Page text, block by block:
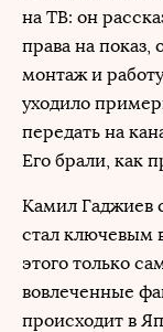
на ТВ: он
права на показ,
монтаж и
уходило
передать на
Его брали, как
Камил Гаджиев
стал ключевым
этого только
вовлеченные
происходит в